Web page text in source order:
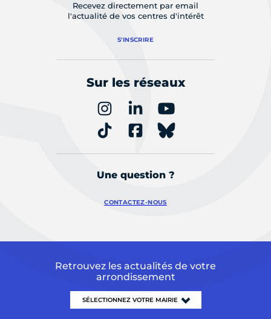
Recevez directement par email
l'actualité de vos centres d'intérêt
S'INSCRIRE
Sur les réseaux
Une question ?
CONTACTEZ-NOUS
Retrouvez les actualités de votre
arrondissement